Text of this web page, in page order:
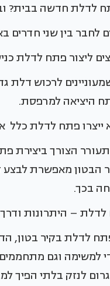
לדלת חדשה בבית?
לחבר בין שני
ליצור פתח לדלת
לרכוש דלת
היציאה למרפסת.
ייצרו פתח לדלת כלל
הצורך ביצירת
הבטון מאפשרת
בכך.
לדלת – היתרונות
פתח לדלת בקיר בטון,
למשימה וגם
לנזק בלתי הפיך